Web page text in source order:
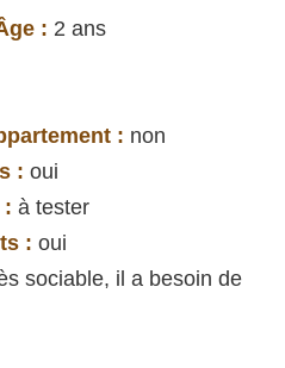
: 2 ans
: non
: oui
: à tester
: oui
sociable, il a besoin de